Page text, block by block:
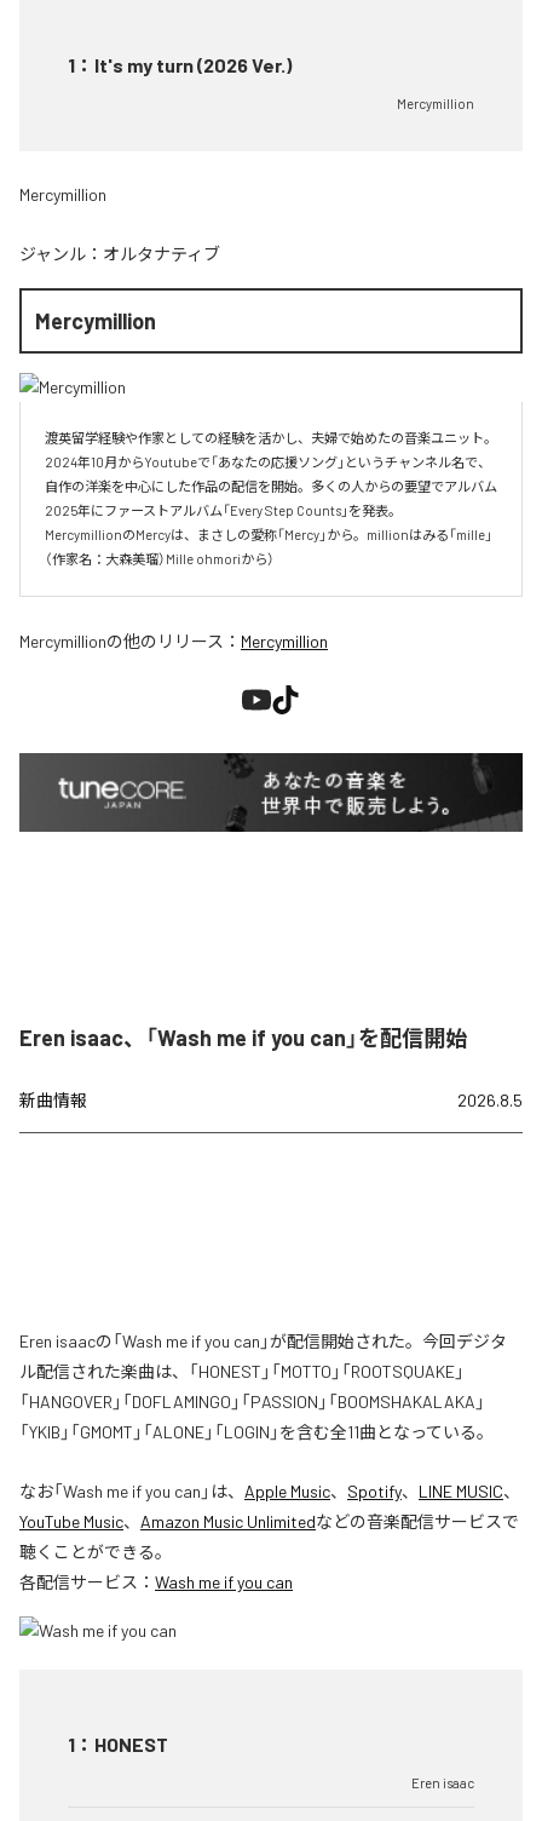
1 ： It's my turn (2026 Ver.)
Mercymillion
Mercymillion
ジャンル： オルタナティブ
Mercymillion
渡英留学経験や作家としての経験を活かし、夫婦で始めたの音楽ユニット。
2024年10月からYoutubeで「あなたの応援ソング」というチャンネル名で、
自作の洋楽を中心にした作品の配信を開始。多くの人からの要望でアルバム
2025年にファーストアルバム「Every Step Counts」を発表。
MercymillionのMercyは、まさしの愛称「Mercy」から。millionはみる「mille」
（作家名：大森美瑠）Mille ohmoriから）
Mercymillionの他のリリース： Mercymillion
Eren isaac、「Wash me if you can」を配信開始
新曲情報 2026.8.5
Eren isaacの「Wash me if you can」が配信開始された。今回デジタ
ル配信された楽曲は、「HONEST」「MOTTO」「ROOTSQUAKE」
「HANGOVER」「DOFLAMINGO」「PASSION」「BOOMSHAKALAKA」
「YKIB」「GMOMT」「ALONE」「LOGIN」を含む全11曲となっている。
なお「Wash me if you can 」は、 Apple Music、 Spotify、 LINE MUSIC、
YouTube Music、 Amazon Music Unlimitedなどの音楽配信サービスで
聴くことができる。
各配信サービス： Wash me if you can
1 ： HONEST
Eren isaac